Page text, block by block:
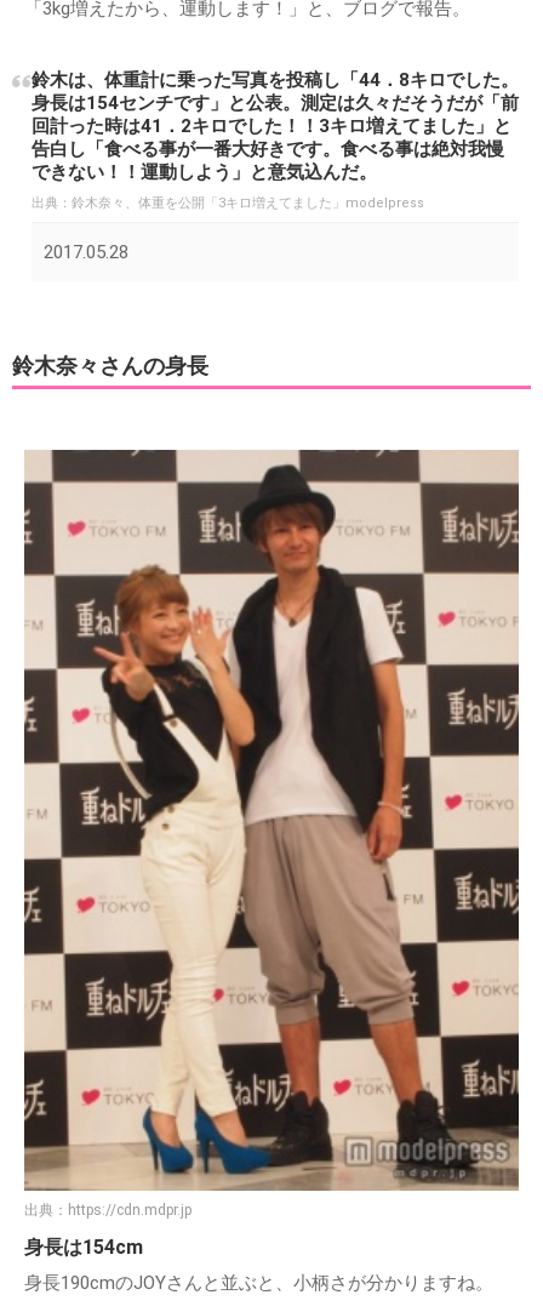
「3kg増えたから、運動します！」と、ブログで報告。
鈴木は、体重計に乗った写真を投稿し「44．8キロでした。
身長は154センチです」と公表。測定は久々だそうだが「前
回計った時は41．2キロでした！！3キロ増えてました」と
告白し「食べる事が一番大好きです。食べる事は絶対我慢
できない！！運動しよう」と意気込んだ。
出典： 鈴木奈々、体重を公開「3キロ増えてました」modelpress
2017.05.28
鈴木奈々さんの身長
出典： https://cdn.mdpr.jp
身長は154cm
身長190cmのJOYさんと並ぶと、小柄さが分かりますね。